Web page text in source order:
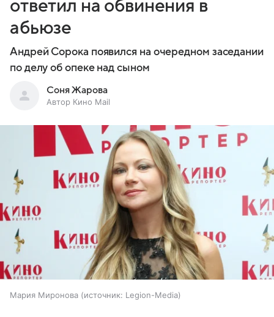
ответил на обвинения в
абьюзе
Андрей Сорока появился на очередном заседании
по делу об опеке над сыном
Соня Жарова
Автор Кино Mail
Мария Миронова источник: Legion-Media